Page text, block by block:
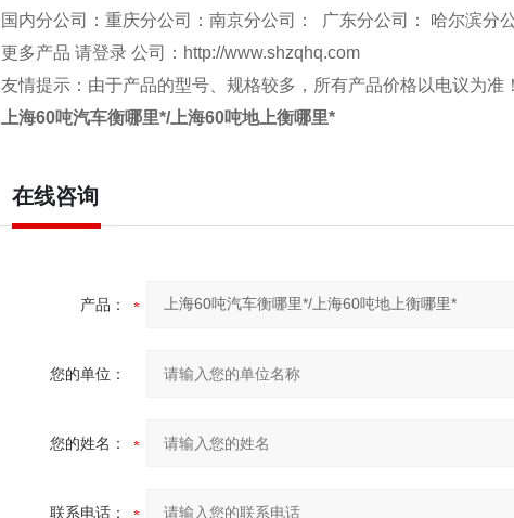
国内分公司：重庆分公司：南京分公司： 广东分公司： 哈尔滨分公
更多产品 请登录 公司： http://www.shzqhq.com
友情提示：由于产品的型号、规格较多，所有产品价格以电议为准！
上海60吨汽车衡哪里*/上海60吨地上衡哪里*
在线咨询
产品：
您的单位：
您的姓名：
联系电话：